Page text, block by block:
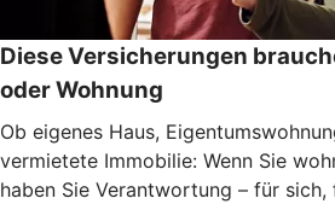
Diese Versicherungen
oder Wohnung
Ob eigenes Haus,
vermietete Immobilie: Wenn Sie
haben Sie Verantwortung – für